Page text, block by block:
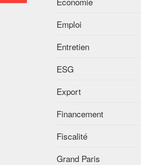
Emploi
Entretien
ESG
Export
Financement
Fiscalité
Grand Paris